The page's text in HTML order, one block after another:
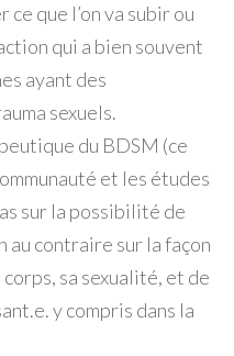
que l’on va subir ou
qui a bien souvent
ayant des
sexuels.
du BDSM (ce
et les études
sur la possibilité de
au contraire sur la façon
sa sexualité, et de
y compris dans la